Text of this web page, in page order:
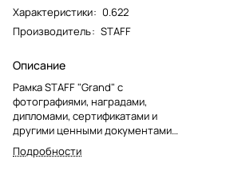
Характеристики: 0.622
Производитель: STAFF
Описание
Рамка STAFF "Grand" с
фотографиями, наградами,
дипломами, сертификатами и
другими ценными документами
гармонично будет смотреться
на стенах дома и офиса, салонов
Подробности